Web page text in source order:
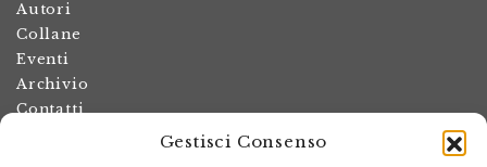
Gestisci Consenso
Autori
Collane
Eventi
Archivio
Contatti
Termini e condizioni